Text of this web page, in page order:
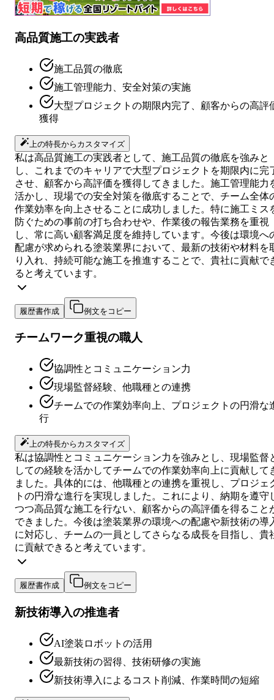
高品質施工の実践者
施工品質の徹底
施工管理能力、安全対策の実施
大型プロジェクトの期限内完了、顧客からの高評
獲得
上の特長からカスタマイズ
私は高品質施工の実践者として、施工品質の徹底を強みと
し、これまでのキャリアで大型プロジェクトを期限内に完
させ、顧客から高評価を獲得してきました。施工管理能力
活かし、現場での安全対策を徹底することで、チーム全体
作業効率を向上させることに成功しました。特に施工ミス
防ぐための事前の打ち合わせや、作業後の報告業務を重視
し、常に高い顧客満足度を維持しています。今後は環境へ
配慮が求められる塗装業界において、最新の技術や材料を
り入れ、持続可能な施工を推進することで、貴社に貢献で
ると考えています。
履歴書作成 例文をコピー
チームワーク重視の職人
協調性とコミュニケーション力
現場監督経験、他職種との連携
チームでの作業効率向上、プロジェクトの円滑な
行
上の特長からカスタマイズ
私は協調性とコミュニケーション力を強みとし、現場監督
しての経験を活かしてチームでの作業効率向上に貢献して
ました。具体的には、他職種との連携を重視し、プロジェ
トの円滑な進行を実現しました。これにより、納期を遵守
つつ高品質な施工を行ない、顧客からの高評価を得ること
できました。今後は塗装業界の環境への配慮や新技術の導
に対応し、チームの一員としてさらなる成長を目指し、貴
に貢献できると考えています。
履歴書作成 例文をコピー
新技術導入の推進者
AI塗装ロボットの活用
最新技術の習得、技術研修の実施
新技術導入によるコスト削減、作業時間の短縮